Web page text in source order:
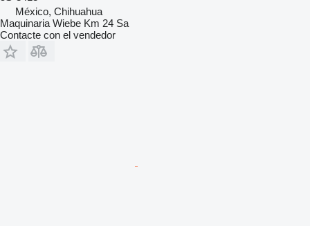
México, Chihuahua
Maquinaria Wiebe Km 24 Sa
Contacte con el vendedor